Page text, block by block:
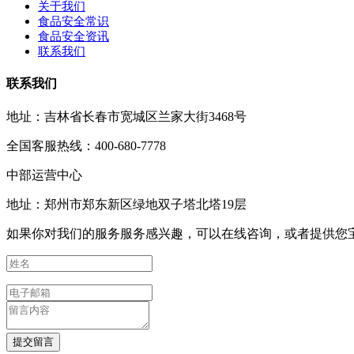
关于我们
食品安全常识
食品安全资讯
联系我们
联系我们
地址：吉林省长春市宽城区兰家大街3468号
全国客服热线：400-680-7778
中部运营中心
地址：郑州市郑东新区绿地双子塔北塔19层
如果你对我们的服务服务感兴趣，可以在线咨询，或者提供您
提交留言